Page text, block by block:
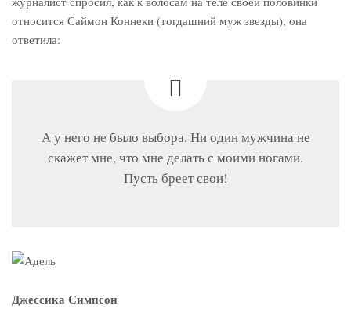
относится Саймон Коннеки (тогдашний муж звезды), она
ответила:
А у него не было выбора. Ни один мужчина не
скажет мне, что мне делать с моими ногами.
Пусть бреет свои!
Джессика Симпсон